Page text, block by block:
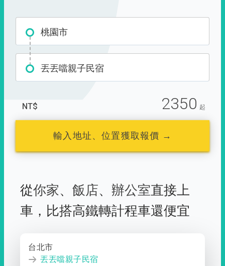
桃園市
丟丟噹親子民宿
NT$ 2350 起
輸入地址、位置獲取報價 →
從你家、 飯店、 辦公室直接上
車， 比搭高鐵轉計程車還便宜
台北市
丟丟噹親子民宿